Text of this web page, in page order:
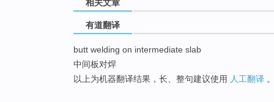
相关文章
有道翻译
butt welding on intermediate slab
中间板对焊
以上为机器翻译结果，长、整句建议使用 人工翻译